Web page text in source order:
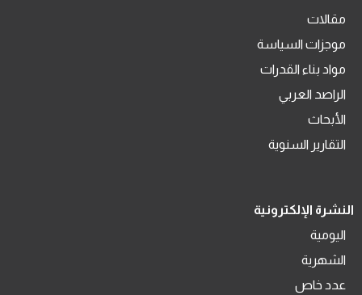
مقالات
موجزات السياسة
مواد بناء القدرات
الراصد العربي
الأبحاث
التقارير السنوية
النشرة الإلكترونية
اليومية
الشهرية
عدد خاص